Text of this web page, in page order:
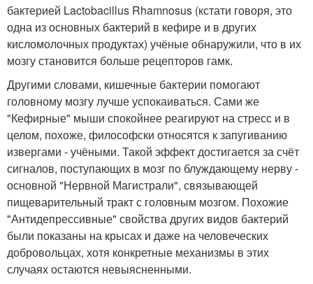
бактерией Lactobacillus Rhamnosus (кстати говоря, это
одна из основных бактерий в кефире и в других
кисломолочных продуктах) учёные обнаружили, что в их
мозгу становится больше рецепторов гамк.
Другими словами, кишечные бактерии помогают
головному мозгу лучше успокаиваться. Сами же
"Кефирные" мыши спокойнее реагируют на стресс и в
целом, похоже, философски относятся к запугиванию
извергами - учёными. Такой эффект достигается за счёт
сигналов, поступающих в мозг по блуждающему нерву -
основной "Нервной Магистрали", связывающей
пищеварительный тракт с головным мозгом. Похожие
"Антидепрессивные" свойства других видов бактерий
были показаны на крысах и даже на человеческих
добровольцах, хотя конкретные механизмы в этих
случаях остаются невыясненными.